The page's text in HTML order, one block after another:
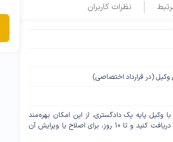
نظرات کاربران
وکیل (در قرارداد اختصاصی)
پایه یک دادگستری، از این امکان بهره‌مند
می‌شوید که قرارداد شخصی‌سازی مطابق با مفاد موردنظر خودتان را دریافت کنید و تا 10 روز، برای اصلاح یا ویرایش آن